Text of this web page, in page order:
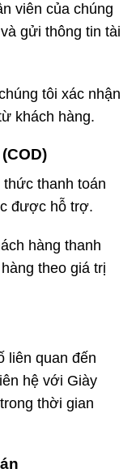
viên của chúng
gửi thông tin tài
tôi xác nhận
khách hàng.
thanh toán
được hỗ trợ.
hàng thanh
theo giá trị
liên quan đến
hệ với Giày
thời gian